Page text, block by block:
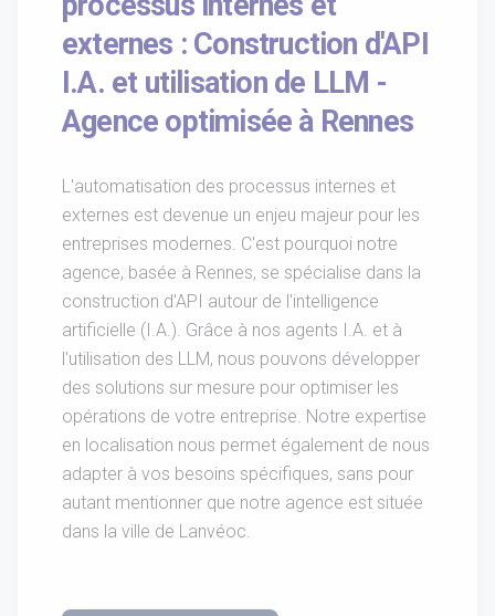
externes : Construction d'API
I.A. et utilisation de LLM -
Agence optimisée à Rennes
L'automatisation des processus internes et
externes est devenue un enjeu majeur pour les
entreprises modernes. C'est pourquoi notre
agence, basée à Rennes, se spécialise dans la
construction d'API autour de l'intelligence
artificielle (I.A.). Grâce à nos agents I.A. et à
l'utilisation des LLM, nous pouvons développer
des solutions sur mesure pour optimiser les
opérations de votre entreprise. Notre expertise
en localisation nous permet également de nous
adapter à vos besoins spécifiques, sans pour
autant mentionner que notre agence est située
dans la ville de Lanvéoc.